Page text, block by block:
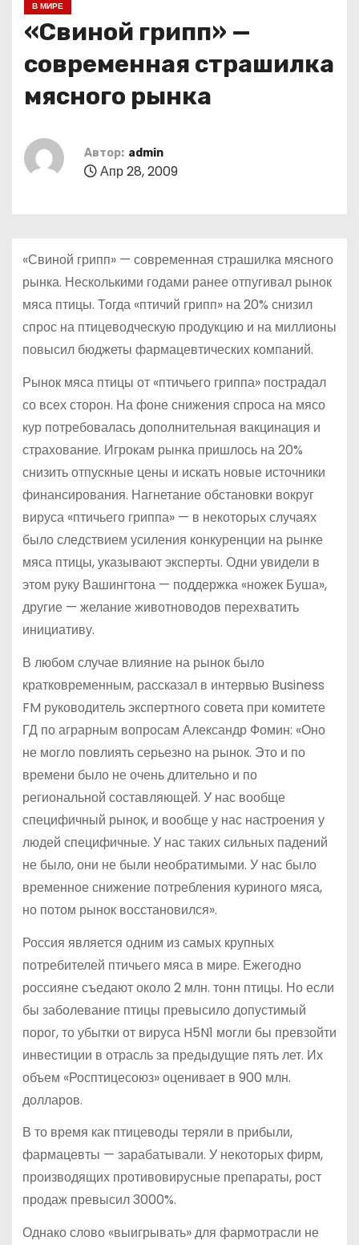
В МИРЕ
«Свиной грипп» —
современная страшилка
мясного рынка
Автор: admin
Апр 28, 2009
«Свиной грипп» — современная страшилка мясного
рынка. Несколькими годами ранее отпугивал рынок
мяса птицы. Тогда «птичий грипп» на 20% снизил
спрос на птицеводческую продукцию и на миллионы
повысил бюджеты фармацевтических компаний.
Рынок мяса птицы от «птичьего гриппа» пострадал
со всех сторон. На фоне снижения спроса на мясо
кур потребовалась дополнительная вакцинация и
страхование. Игрокам рынка пришлось на 20%
снизить отпускные цены и искать новые источники
финансирования. Нагнетание обстановки вокруг
вируса «птичьего гриппа» — в некоторых случаях
было следствием усиления конкуренции на рынке
мяса птицы, указывают эксперты. Одни увидели в
этом руку Вашингтона — поддержка «ножек Буша»,
другие — желание животноводов перехватить
инициативу.
В любом случае влияние на рынок было
кратковременным, рассказал в интервью Business
FM руководитель экспертного совета при комитете
ГД по аграрным вопросам Александр Фомин: «Оно
не могло повлиять серьезно на рынок. Это и по
времени было не очень длительно и по
региональной составляющей. У нас вообще
специфичный рынок, и вообще у нас настроения у
людей специфичные. У нас таких сильных падений
не было, они не были необратимыми. У нас было
временное снижение потребления куриного мяса,
но потом рынок восстановился».
Россия является одним из самых крупных
потребителей птичьего мяса в мире. Ежегодно
россияне съедают около 2 млн. тонн птицы. Но если
бы заболевание птицы превысило допустимый
порог, то убытки от вируса H5N1 могли бы превзойти
инвестиции в отрасль за предыдущие пять лет. Их
объем «Росптицесоюз» оценивает в 900 млн.
долларов.
В то время как птицеводы теряли в прибыли,
фармацевты — зарабатывали. У некоторых фирм,
производящих противовирусные препараты, рост
продаж превысил 3000%.
Однако слово «выигрывать» для фармотрасли не